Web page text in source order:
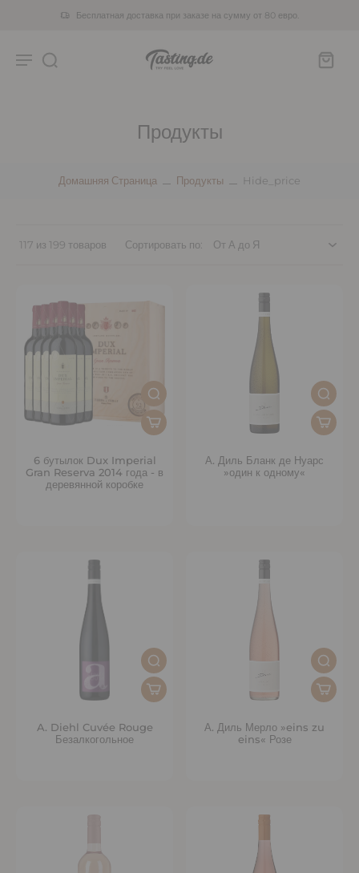
Бесплатная доставка при заказе на сумму от 80 евро.
Продукты
Домашняя Страница Продукты Hide_price
117 из 199 товаров Сортировать по:
6 бутылок Dux Imperial
Gran Reserva 2014 года - в
деревянной коробке
А. Диль Бланк де Нуарс
»один к одному«
A. Diehl Cuvée Rouge
Безалкогольное
А. Диль Мерло »eins zu
eins« Розе